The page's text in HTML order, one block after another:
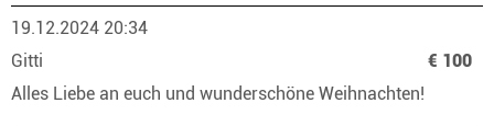
19.12.2024 20:34
Gitti
€ 100
Alles Liebe an euch und wunderschöne Weihnachten!